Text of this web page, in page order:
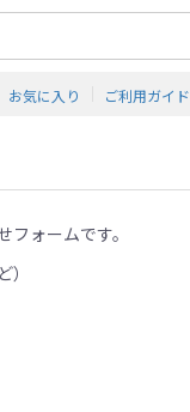
お気に入り ご利用ガイド
フォームです。